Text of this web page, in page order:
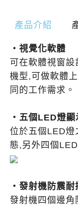
產品介紹
・視覺化軟體
可在軟體視窗
機型,可做軟體
同的工作需求。
・五個LED燈
位於五個LED
態,另外四個
・發射機防震耐
發射機四個邊角